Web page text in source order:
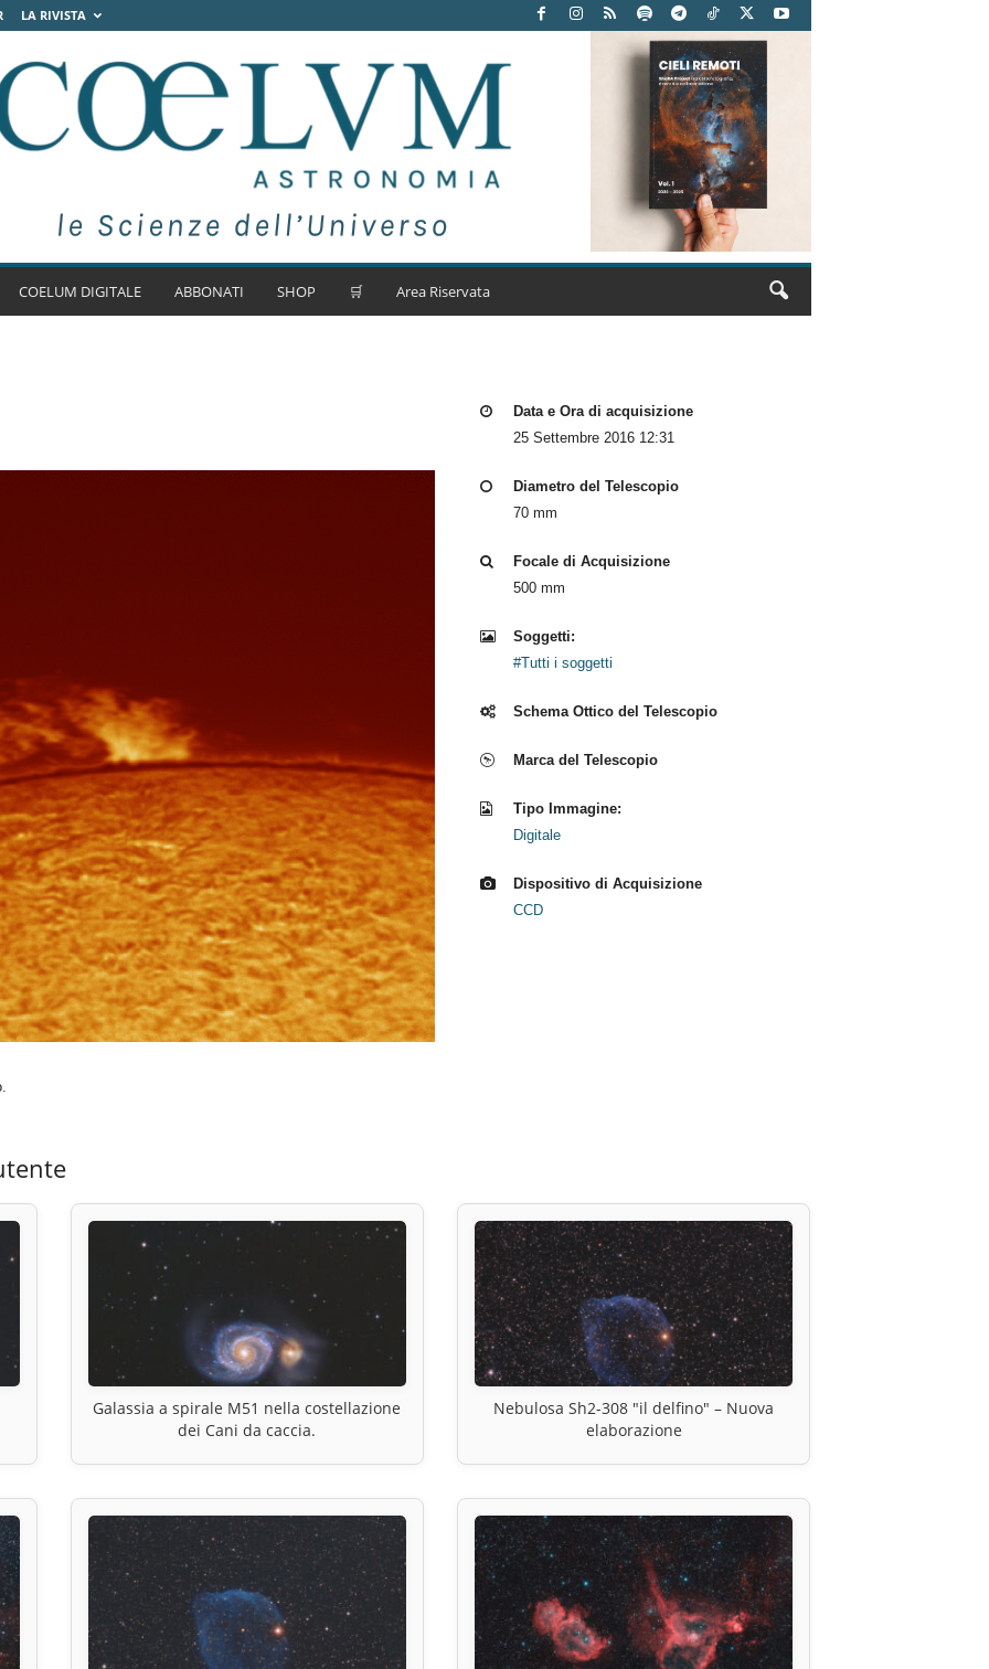
LA RIVISTA
COELUM DIGITALE ABBONATI SHOP 🛒 Area Riservata
Data e Ora di acquisizione
25 Settembre 2016 12:31
Diametro del Telescopio
70 mm
Focale di Acquisizione
500 mm
Soggetti:
#Tutti i soggetti
Schema Ottico del Telescopio
Marca del Telescopio
Tipo Immagine:
Digitale
Dispositivo di Acquisizione
CCD
Galassia a spirale M51 nella costellazione
dei Cani da caccia.
Nebulosa Sh2-308 "il delfino" – Nuova
elaborazione